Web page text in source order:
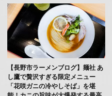
【長野市ラーメンブログ】麺社 あ
し鷹で贅沢すぎる限定メニュー
「花咲ガニの冷やしそば」を堪